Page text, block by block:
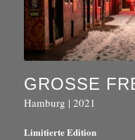
GROSSE
Hamburg | 2021
Limitierte Edition